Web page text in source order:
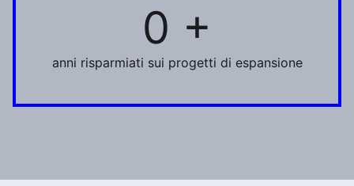
0 +
anni risparmiati sui progetti di espansione